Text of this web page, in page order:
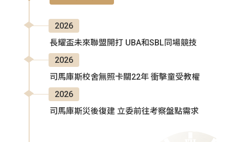
2026
長耀盃未來聯盟開打 UBA和SBL同場競技
2026
司馬庫斯校舍無照卡關22年 衝擊童受教權
2026
司馬庫斯災後復建 立委前往考察盤點需求